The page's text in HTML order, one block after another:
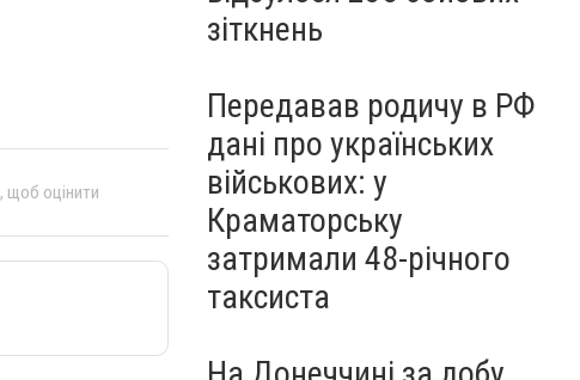
, щоб оцінити
зіткнень
Передавав родичу в РФ
дані про українських
військових: у
Краматорську
затримали 48-річного
таксиста